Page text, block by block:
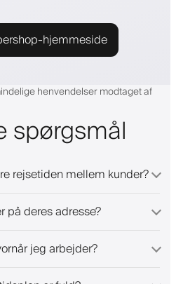
hjemmeside
henvendelser modtaget af
spørgsmål
rejsetiden mellem kunder?
på deres adresse?
jeg arbejder?